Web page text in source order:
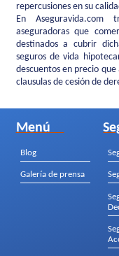
repercusiones en su
En Aseguravida.com
aseguradoras que
destinados a cubrir
seguros de vida
descuentos en precio
clausulas de cesión de
Menú
Blog
Galería de prensa